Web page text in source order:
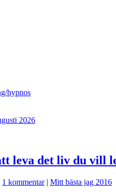
hypnos
2026
leva det liv du vill
1 kommentar| Mitt bästa jag 2016